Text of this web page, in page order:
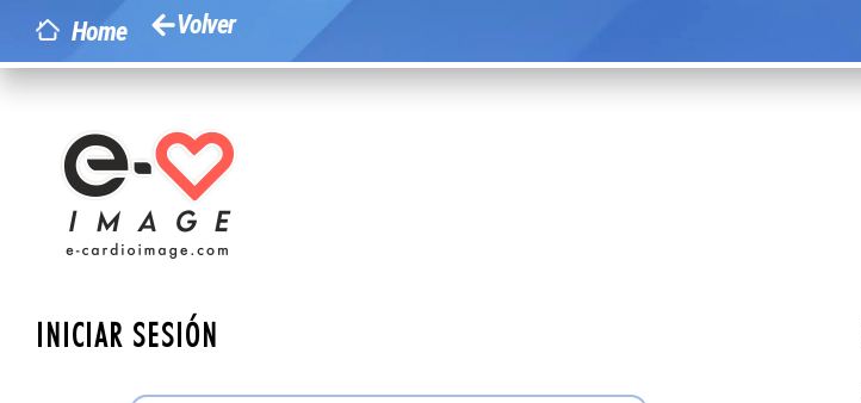
Home Volver
INICIAR SESIÓN